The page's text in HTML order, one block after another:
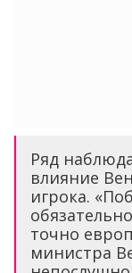
Ряд
влияние
игрока.
точно
министра